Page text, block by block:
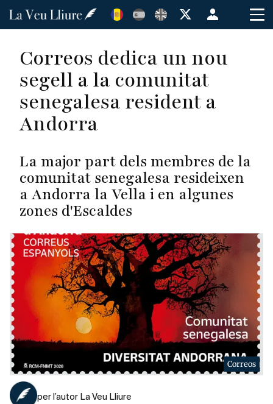
Vés
Menú
de
de
usuario
Correos dedica un nou
segell a la comunitat
senegalesa resident a
Andorra
La major part dels membres de la
comunitat senegalesa resideixen
a Andorra la Vella i en algunes
zones d'Escaldes
Correos
per l’autor La Veu Lliure